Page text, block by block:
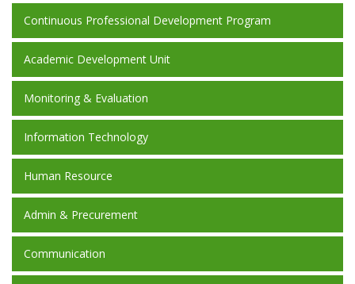
Continuous Professional Development Program
Academic Development Unit
Monitoring & Evaluation
Information Technology
Human Resource
Admin & Precurement
Communication